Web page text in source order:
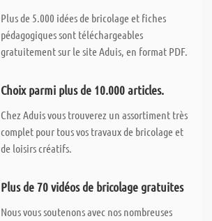
Plus de 5.000 idées de bricolage et fiches
pédagogiques sont téléchargeables
gratuitement sur le site Aduis, en format PDF.
Choix parmi plus de 10.000 articles.
Chez Aduis vous trouverez un assortiment très
complet pour tous vos travaux de bricolage et
de loisirs créatifs.
Plus de 70 vidéos de bricolage gratuites
Nous vous soutenons avec nos nombreuses